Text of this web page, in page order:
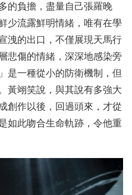
的負擔，盡量自己張羅晚
少流露鮮明情緒，唯有在學
洩的出口，不僅展現天馬行
悲傷的情緒，深深地感染旁
是一種從小的防衛機制，但
黃翊笑說，與其說有多強大
創作以後，回過頭來，才從
如此吻合生命軌跡，令他重